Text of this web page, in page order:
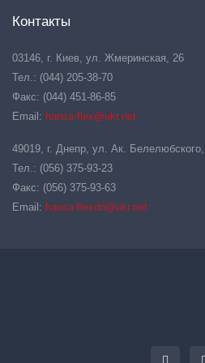
Контакты
03146, г. Киев, ул. Жмеринская, 26
Тел.: (044) 205-38-70
Факс: (044) 451-86-85
Email: hansa-flex@ukr.net
49019, г. Днепр, ул. Ак.
Тел.: (056) 375-93-23
Факс: (056) 375-93-63
Email: hansa-flexdn@ukr.net